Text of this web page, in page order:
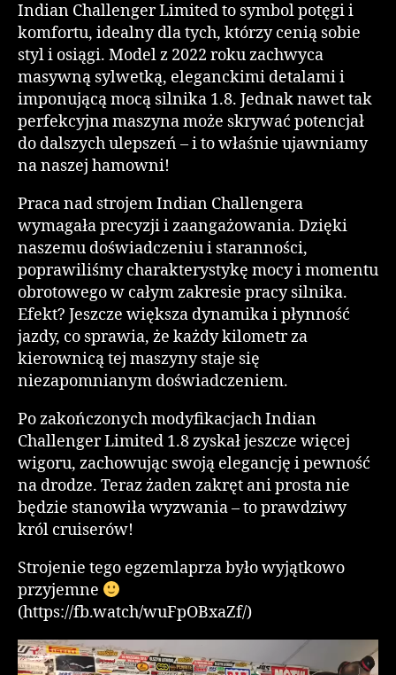
Indian Challenger Limited to symbol potęgi i
komfortu, idealny dla tych, którzy cenią sobie
styl i osiągi. Model z 2022 roku zachwyca
masywną sylwetką, eleganckimi detalami i
imponującą mocą silnika 1.8. Jednak nawet tak
perfekcyjna maszyna może skrywać potencjał
do dalszych ulepszeń – i to właśnie ujawniamy
na naszej hamowni!
Praca nad strojem Indian Challengera
wymagała precyzji i zaangażowania. Dzięki
naszemu doświadczeniu i staranności,
poprawiliśmy charakterystykę mocy i momentu
obrotowego w całym zakresie pracy silnika.
Efekt? Jeszcze większa dynamika i płynność
jazdy, co sprawia, że każdy kilometr za
kierownicą tej maszyny staje się
niezapomnianym doświadczeniem.
Po zakończonych modyfikacjach Indian
Challenger Limited 1.8 zyskał jeszcze więcej
wigoru, zachowując swoją elegancję i pewność
na drodze. Teraz żaden zakręt ani prosta nie
będzie stanowiła wyzwania – to prawdziwy
król cruiserów!
Strojenie tego egzemlaprza było wyjątkowo
przyjemne
(https://fb.watch/wuFpOBxaZf/)